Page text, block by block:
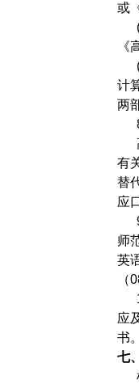
或
《
计
两
8.
有
替
应
9.
师
英
（
应
书。
七